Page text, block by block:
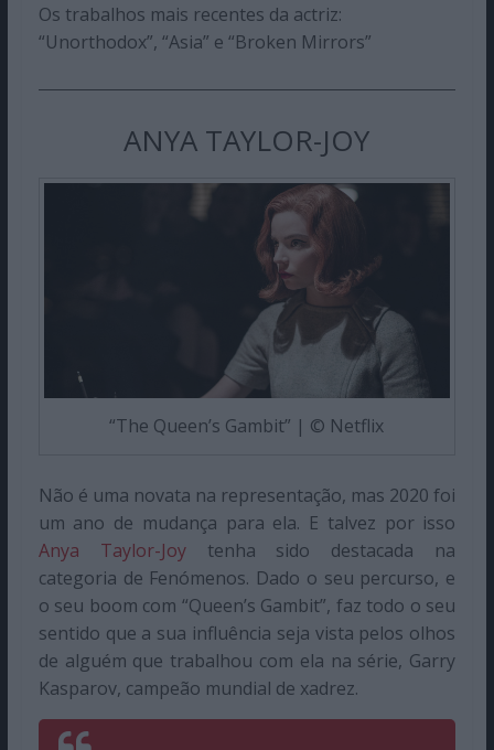
Os trabalhos mais recentes da actriz:
“Unorthodox”, “Asia” e “Broken Mirrors”
ANYA TAYLOR-JOY
“The Queen’s Gambit” | © Netflix
Não é uma novata na representação, mas 2020 foi
um ano de mudança para ela. E talvez por isso
Anya Taylor-Joytenha sido destacada na
categoria de Fenómenos. Dado o seu percurso, e
o seu boom com “Queen’s Gambit”, faz todo o seu
sentido que a sua influência seja vista pelos olhos
de alguém que trabalhou com ela na série, Garry
Kasparov, campeão mundial de xadrez.